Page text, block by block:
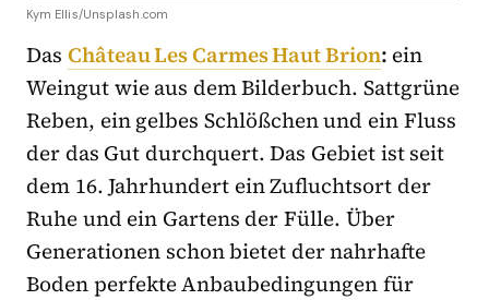
Kym Ellis/Unsplash.com
Das Château Les Carmes Haut Brion: ein
Weingut wie aus dem Bilderbuch. Sattgrüne
Reben, ein gelbes Schlößchen und ein Fluss
der das Gut durchquert. Das Gebiet ist seit
dem 16. Jahrhundert ein Zufluchtsort der
Ruhe und ein Gartens der Fülle. Über
Generationen schon bietet der nahrhafte
Boden perfekte Anbaubedingungen für